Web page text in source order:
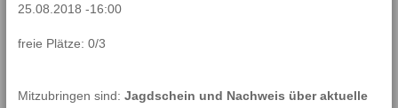
25.08.2018 -16:00
freie Plätze: 0/3
Mitzubringen sind: Jagdschein und Nachweis über aktuelle